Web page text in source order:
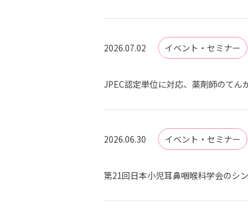
2026.07.02 イベント・セミナー
JPEC認定単位に対応、薬剤師のて
2026.06.30 イベント・セミナー
第21回日本小児耳鼻咽喉科学会のシ